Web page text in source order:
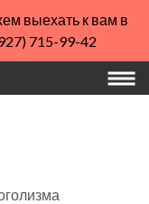
выехать к вам в
715-99-42